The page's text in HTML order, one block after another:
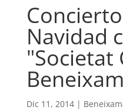
Navidad
"Societat
Dic 11, 2014|